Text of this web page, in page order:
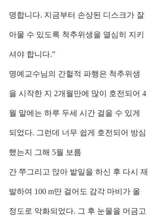
명합니다. 지금부터 손상된 디스크가 잘
아물 수 있도록 척추위생을 열심히 지키
셔야 합니다.”
명예교수님의 간헐적 파행은 척추위생
을 시작한 지 2개월만에 많이 호전되어 4
월 말에는 하루 두세 시간 걸을 수 있게
되었다. 그런데 너무 쉽게 호전되어 방심
했는지 그해 5월 보름
간 쭈그리고 앉아 밭일을 하신 후 다시 재
발하여 100 m만 걸어도 감각 마비가 올
정도로 악화되었다. 그 후 눈물을 머금고